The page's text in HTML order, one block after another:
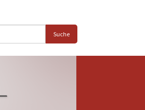
Suche